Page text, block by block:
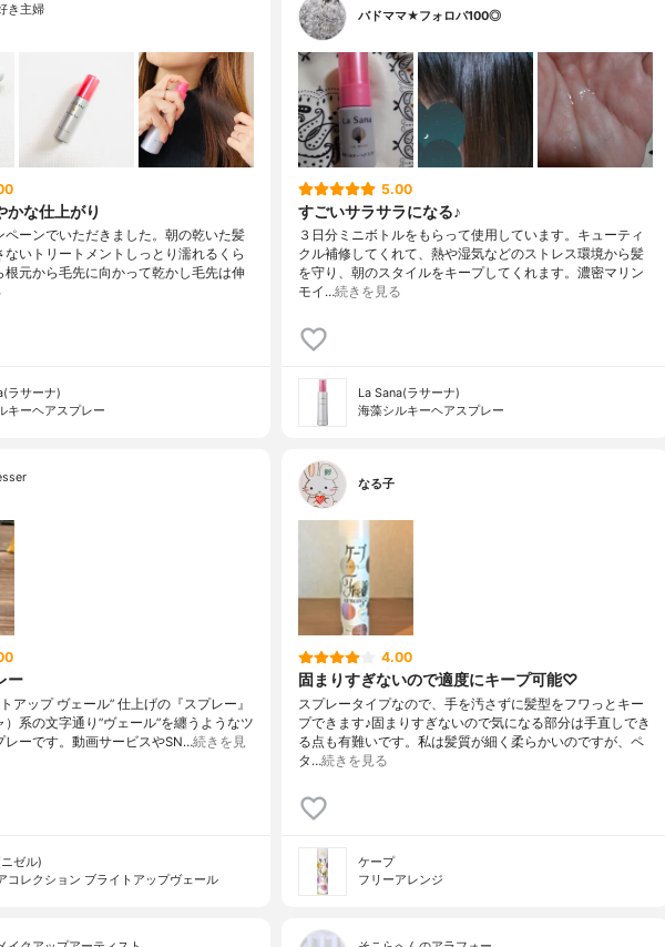
き主婦
かな仕上がり
ペーンでいただきました。朝の乾いた髪
ないトリートメントしっとり濡れるくら
根元から毛先に向かって乾かし毛先は伸
ラサーナ)
キーヘアスプレー
バドママ★フォロバ100◎
5.00
すごいサラサラになる♪
３日分ミニボトルをもらって使用しています。キューティ
クル補修してくれて、熱や湿気などのストレス環境から髪
を守り、朝のスタイルをキープしてくれます。濃密マリン
モイ…続きを見る
La Sana(ラサーナ)
海藻シルキーヘアスプレー
ー
アップ ヴェール” 仕上げの『スプレー』
系の文字通り”ヴェール”を纏うようなツ
レーです。動画サービスやSN…続きを見
ゼル)
コレクション ブライトアップヴェール
なる子
4.00
固まりすぎないので適度にキープ可能♡
スプレータイプなので、手を汚さずに髪型をフワっとキー
プできます♪固まりすぎないので気になる部分は手直しでき
る点も有難いです。私は髪質が細く柔らかいのですが、ペ
タ…続きを見る
ケープ
フリーアレンジ